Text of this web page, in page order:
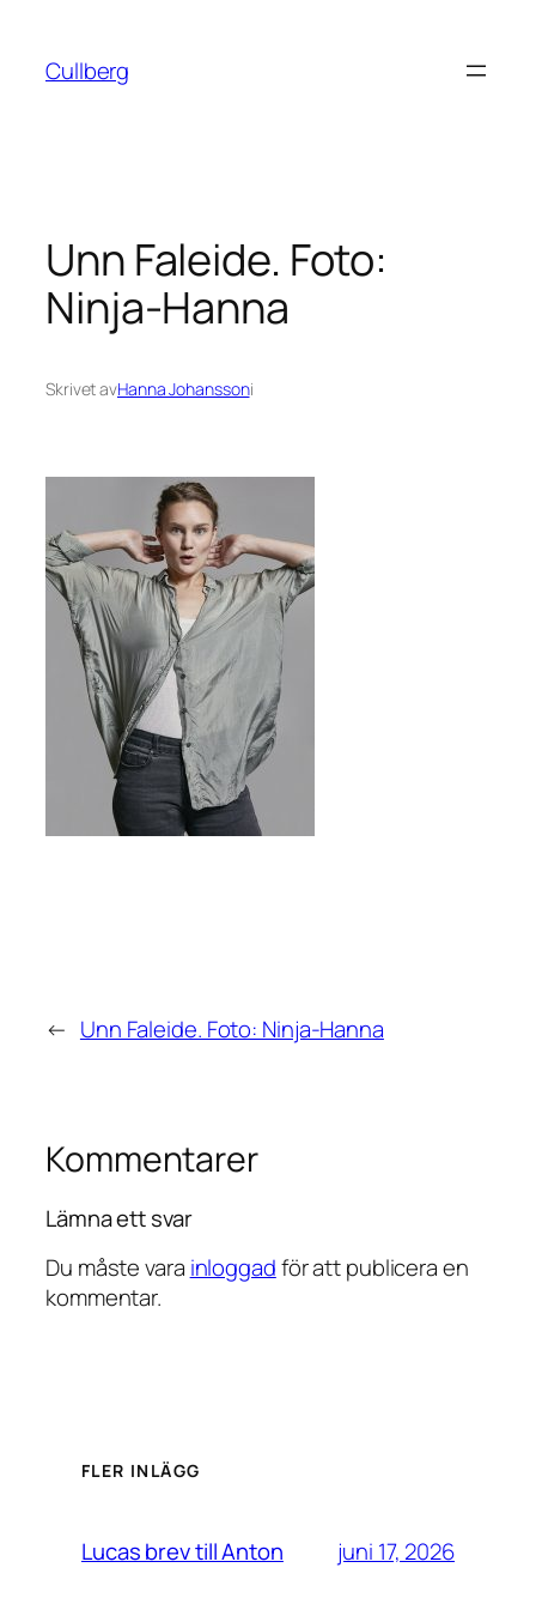
innehåll
Cullberg
Unn Faleide. Foto:
Ninja-Hanna
Skrivet avHanna Johanssoni
← Unn Faleide. Foto: Ninja-Hanna
Kommentarer
Lämna ett svar
Du måste vara inloggadför att publicera en
kommentar.
FLER INLÄGG
Lucas brev till Anton juni 17, 2026